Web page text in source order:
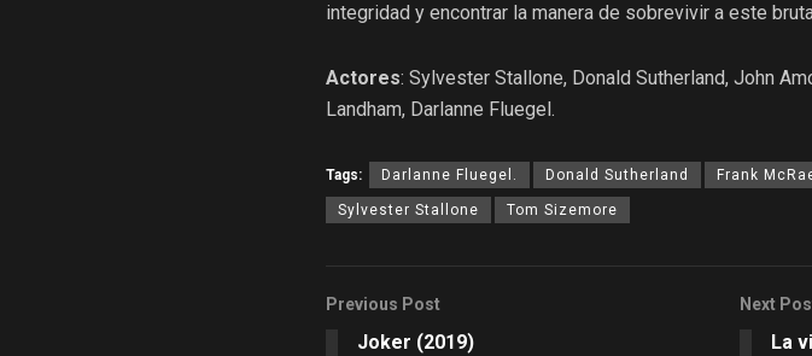
integridad y encontrar la manera de sobrevivir a este
Actores: Sylvester Stallone, Donald Sutherland, John
Landham, Darlanne Fluegel.
Tags: Darlanne Fluegel. Donald Sutherland Frank
Sylvester Stallone Tom Sizemore
Previous Post
Joker (2019)
Next
La